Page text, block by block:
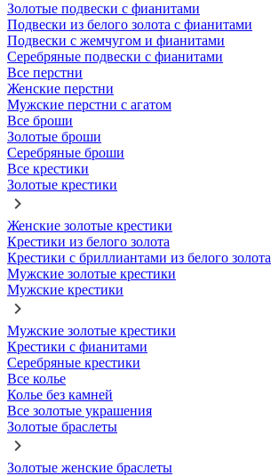
Золотые подвески с фианитами
Подвески из белого золота с фианитами
Подвески с жемчугом и фианитами
Серебряные подвески с фианитами
Все перстни
Женские перстни
Мужские перстни с агатом
Все броши
Золотые броши
Серебряные броши
Все крестики
Золотые крестики
Женские золотые крестики
Крестики из белого золота
Крестики с бриллиантами из белого золота
Мужские золотые крестики
Мужские крестики
Мужские золотые крестики
Крестики с фианитами
Серебряные крестики
Все колье
Колье без камней
Все золотые украшения
Золотые браслеты
Золотые женские браслеты